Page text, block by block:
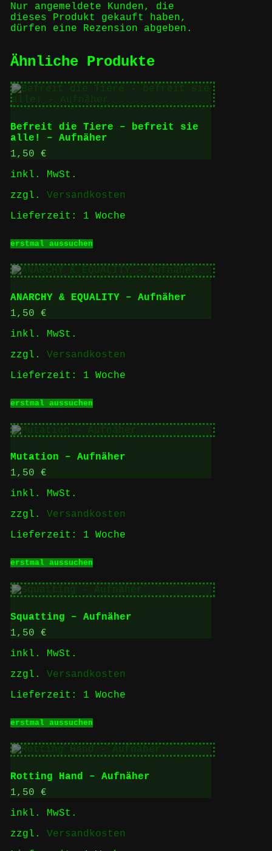
Nur angemeldete Kunden, die
dieses Produkt gekauft haben,
dürfen eine Rezension abgeben.
Ähnliche Produkte
Befreit die Tiere – befreit sie
alle! – Aufnäher
1,50 €
inkl. MwSt.
zzgl. Versandkosten
Lieferzeit: 1 Woche
erstmal aussuchenProdukt
mehrere
Varianten
auf.
Die
Produktseite
werden
ANARCHY & EQUALITY – Aufnäher
1,50 €
inkl. MwSt.
zzgl. Versandkosten
Lieferzeit: 1 Woche
erstmal aussuchenProdukt
mehrere
Varianten
auf.
Die
Produktseite
werden
Mutation – Aufnäher
1,50 €
inkl. MwSt.
zzgl. Versandkosten
Lieferzeit: 1 Woche
erstmal aussuchenProdukt
mehrere
Varianten
auf.
Die
Produktseite
werden
Squatting – Aufnäher
1,50 €
inkl. MwSt.
zzgl. Versandkosten
Lieferzeit: 1 Woche
erstmal aussuchenProdukt
mehrere
Varianten
auf.
Die
Produktseite
Rotting Hand – Aufnäher
1,50 €
inkl. MwSt.
zzgl. Versandkosten